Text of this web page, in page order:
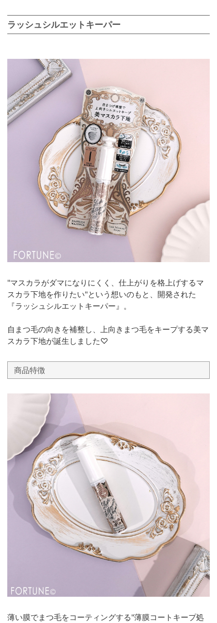
ラッシュシルエットキーパー
"マスカラがダマになりにくく、仕上がりを格上げするマ
スカラ下地を作りたい"という想いのもと、開発された
『ラッシュシルエットキーパー』。
自まつ毛の向きを補整し、上向きまつ毛をキープする美マ
スカラ下地が誕生しました♡
商品特徴
薄い膜でまつ毛をコーティングする"薄膜コートキープ処